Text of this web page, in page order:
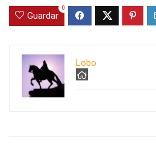
Guardar
0
Lobo